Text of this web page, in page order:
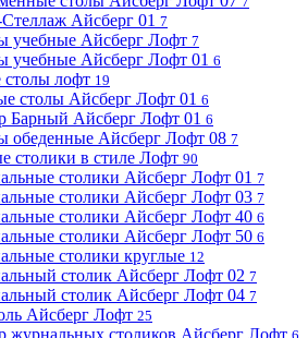
Айсберг 01 7
учебные Айсберг Лофт 7
учебные Айсберг Лофт 01 6
лофт 19
столы Айсберг Лофт 01 6
Барный Айсберг Лофт 01 6
обеденные Айсберг Лофт 08 7
столики в стиле Лофт 90
столики Айсберг Лофт 01 7
столики Айсберг Лофт 03 7
столики Айсберг Лофт 40 6
столики Айсберг Лофт 50 6
столики круглые 12
столик Айсберг Лофт 02 7
столик Айсберг Лофт 04 7
Айсберг Лофт 25
журнальных столиков Айсберг Лофт